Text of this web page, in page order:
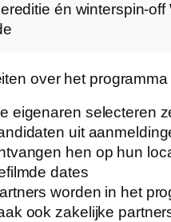
én winterspin-off
over het programma
eigenaren selecteren
uit
hen op hun
dates
worden in het
ook zakelijke